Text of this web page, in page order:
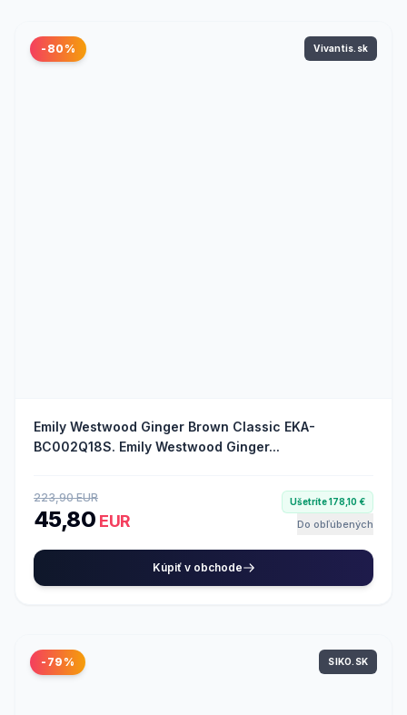
-80% Vivantis.sk
Emily Westwood Ginger Brown Classic EKA-
BC002Q18S. Emily Westwood Ginger...
223,90 EUR
45,80 EUR
Ušetríte 178,10 €
Do obľúbených
Kúpiť v obchode
-79% SIKO.SK